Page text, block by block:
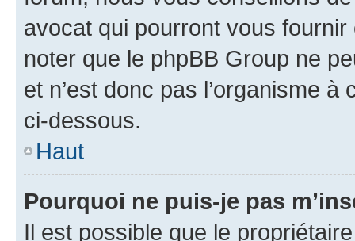
avocat qui pourront vous
noter que le phpBB Group ne
et n’est donc pas l’organisme
ci-dessous.
Haut
Pourquoi ne puis-je pas
Il est possible que le